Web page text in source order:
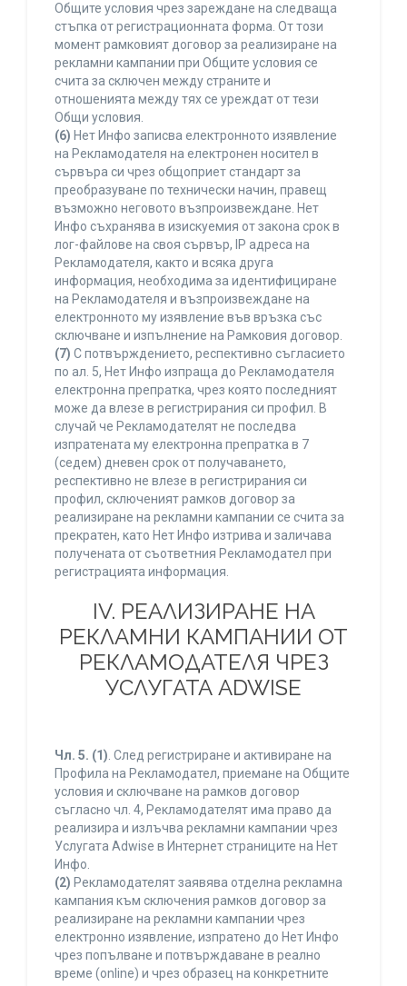
Общите условия чрез зареждане на следваща
стъпка от регистрационната форма. От този
момент рамковият договор за реализиране на
рекламни кампании при Общите условия се
счита за сключен между страните и
отношенията между тях се уреждат от тези
Общи условия.
(6) Нет Инфо записва електронното изявление
на Рекламодателя на електронен носител в
сървъра си чрез общоприет стандарт за
преобразуване по технически начин, правещ
възможно неговото възпроизвеждане. Нет
Инфо съхранява в изискуемия от закона срок в
лог-файлове на своя сървър, IP адреса на
Рекламодателя, както и всяка друга
информация, необходима за идентифициране
на Рекламодателя и възпроизвеждане на
електронното му изявление във връзка със
сключване и изпълнение на Рамковия договор.
(7) С потвърждението, респективно съгласието
по ал. 5, Нет Инфо изпраща до Рекламодателя
електронна препратка, чрез която последният
може да влезе в регистрирания си профил. В
случай че Рекламодателят не последва
изпратената му електронна препратка в 7
(седем) дневен срок от получаването,
респективно не влезе в регистрирания си
профил, сключеният рамков договор за
реализиране на рекламни кампании се счита за
прекратен, като Нет Инфо изтрива и заличава
получената от съответния Рекламодател при
регистрацията информация.
IV. РЕАЛИЗИРАНЕ НА
РЕКЛАМНИ КАМПАНИИ ОТ
РЕКЛАМОДАТЕЛЯ ЧРЕЗ
УСЛУГАТА ADWISE
Чл. 5. (1). След регистриране и активиране на
Профила на Рекламодател, приемане на Общите
условия и сключване на рамков договор
съгласно чл. 4, Рекламодателят има право да
реализира и излъчва рекламни кампании чрез
Услугата Adwise в Интернет страниците на Нет
Инфо.
(2) Рекламодателят заявява отделна рекламна
кампания към сключения рамков договор за
реализиране на рекламни кампании чрез
електронно изявление, изпратено до Нет Инфо
чрез попълване и потвърждаване в реално
време (online) и чрез образец на конкретните